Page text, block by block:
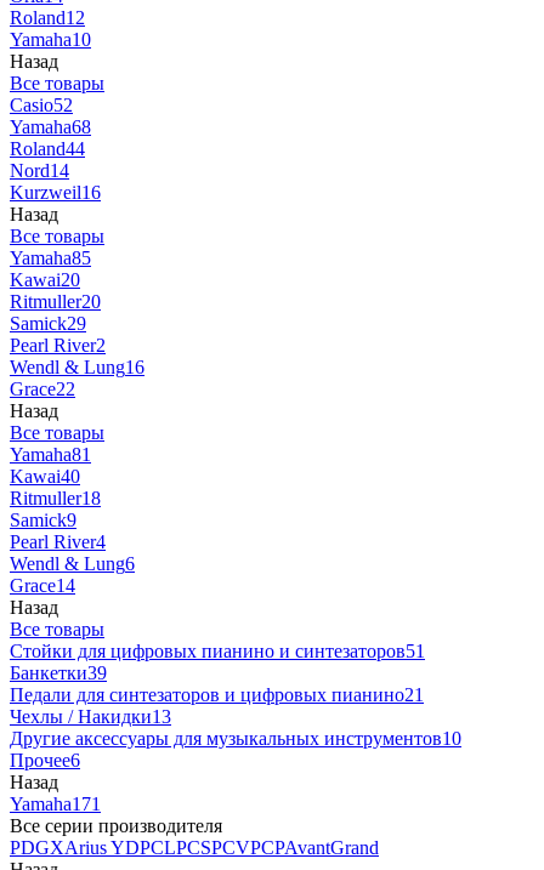
Roland12
Yamaha10
Назад
Все товары
Casio52
Yamaha68
Roland44
Nord14
Kurzweil16
Назад
Все товары
Yamaha85
Kawai20
Ritmuller20
Samick29
Pearl River2
Wendl & Lung16
Grace22
Назад
Все товары
Yamaha81
Kawai40
Ritmuller18
Samick9
Pearl River4
Wendl & Lung6
Grace14
Назад
Все товары
Стойки для цифровых пианино и синтезаторов51
Банкетки39
Педали для синтезаторов и цифровых пианино21
Чехлы / Накидки13
Другие аксессуары для музыкальных инструментов10
Прочее6
Назад
Yamaha171
Все серии производителя
PDGXArius YDPCLPCSPCVPCPAvantGrand